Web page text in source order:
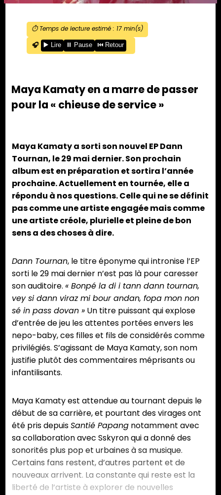
⏱️ Temps de lecture estimé : 17min(s)
🎧
▶️ Lire ⏸️ Pause ⏮️ Retour
Maya Kamaty en a marre de passer
pour la « chieuse de service »
Maya Kamaty a sorti son nouvel EP Dann
Tournan, le 29 mai dernier. Son prochain
album est en préparation et sortira l’année
prochaine. Actuellement en tournée, elle a
répondu à nos questions. Celle qui ne se définit
pas comme une artiste engagée mais comme
une artiste créole, plurielle et pleine de bon
sens a des choses à dire.
Dann Tournan, le titre éponyme qui intronise l’EP
sorti le 29 mai dernier n’est pas là pour caresser
son auditoire. « Bonpé la di i tann dann tournan,
vey si dann viraz mi bour andan, fopa mon non
sé in pass dovan » Un titre puissant qui explose
d’entrée de jeu les attentes portées envers les
nepo-baby, ces filles et fils de considérés comme
privilégiés. S’agissant de Maya Kamaty, son nom
justifie plutôt des commentaires méprisants ou
infantilisants.
Maya Kamaty est attendue au tournant depuis le
début de sa carrière, et pourtant des virages ont
été pris depuisSantié Papang notamment avec
sa collaboration avec Sskyron qui a donné des
sonorités plus pop et urbaines à sa musique.
Certains fans restent, d’autres partent et de
nouveaux arrivent. La constante qui reste est la
liberté de l’artiste à explorer de nouvelles